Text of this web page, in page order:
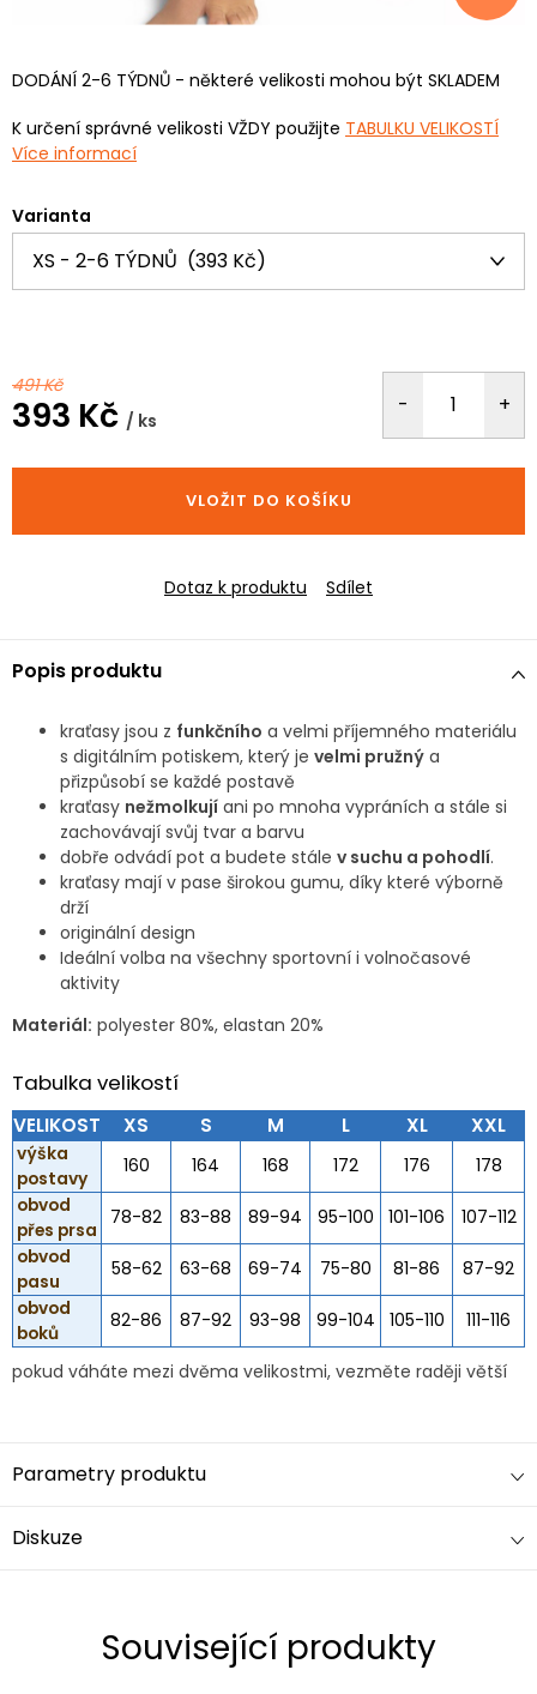
DODÁNÍ 2-6 TÝDNŮ - některé velikosti mohou být SKLADEM
K určení správné velikosti VŽDY použijte TABULKU VELIKOSTÍ
Více informací
Varianta
491 Kč
393 Kč / ks
cena:
VLOŽIT DO KOŠÍKU
Dotaz k produktu Sdílet
Popis produktu
kraťasy jsou z funkčního a velmi příjemného materiálu
s digitálním potiskem, který je velmi pružný a
přizpůsobí se každé postavě
kraťasy nežmolkují ani po mnoha vypráních a stále si
zachovávají svůj tvar a barvu
dobře odvádí pot a budete stále v suchu a pohodlí.
kraťasy mají v pase širokou gumu, díky které výborně
drží
originální design
Ideální volba na všechny sportovní i volnočasové
aktivity
Materiál: polyester 80%, elastan 20%
Tabulka velikostí
VELIKOST XS S M L XL XXL
výška
postavy
160 164 168 172 176
178
obvod
přes prsa
78-82 83-88 89-94 95-100 101-106
107-112
obvod
pasu
58-62 63-68 69-74 75-80 81-86
87-92
obvod
boků
82-86 87-92 93-98 99-104 105-110 111-116
pokud váháte mezi dvěma velikostmi, vezměte raději větší
Parametry produktu
Diskuze
Související produkty